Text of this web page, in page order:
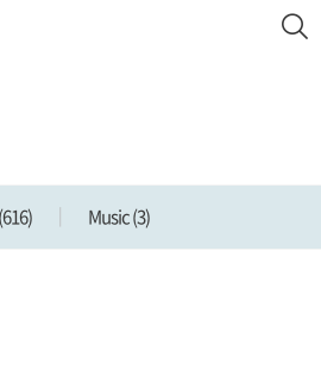
(616) Music(3)